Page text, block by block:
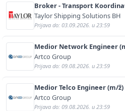
Broker - Transport
Taylor Shipping Solutions BH
Prijava do: 03.09.2026. u 23:59
Medior Network Engineer
Artco Group
Prijava do: 09.08.2026. u 23:59
Medior Telco Engineer (m/ž)
Artco Group
Prijava do: 09.08.2026. u 23:59